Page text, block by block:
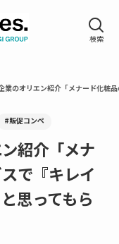
業のオリエン紹介「メナード化粧
#販促コンペ
紹介「メナ
で『キレイ
思ってもら